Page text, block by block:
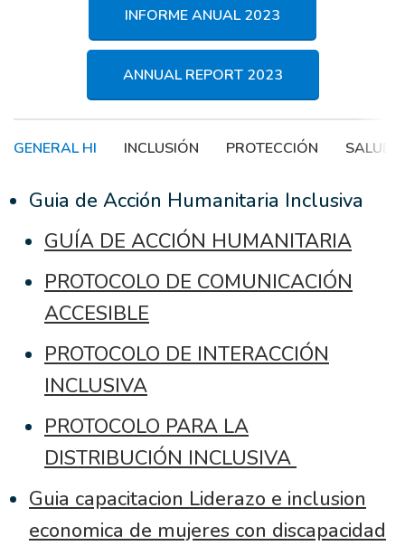
INFORME ANUAL 2023
ANNUAL REPORT 2023
GENERAL HI INCLUSIÓN PROTECCIÓN SALUD
Guia de Acción Humanitaria Inclusiva
GUÍA DE ACCIÓN HUMANITARIA
PROTOCOLO DE COMUNICACIÓN
ACCESIBLE
PROTOCOLO DE INTERACCIÓN
INCLUSIVA
PROTOCOLO PARA LA
DISTRIBUCIÓN INCLUSIVA
Guia capacitacion Liderazo e inclusion
economica de mujeres con discapacidad